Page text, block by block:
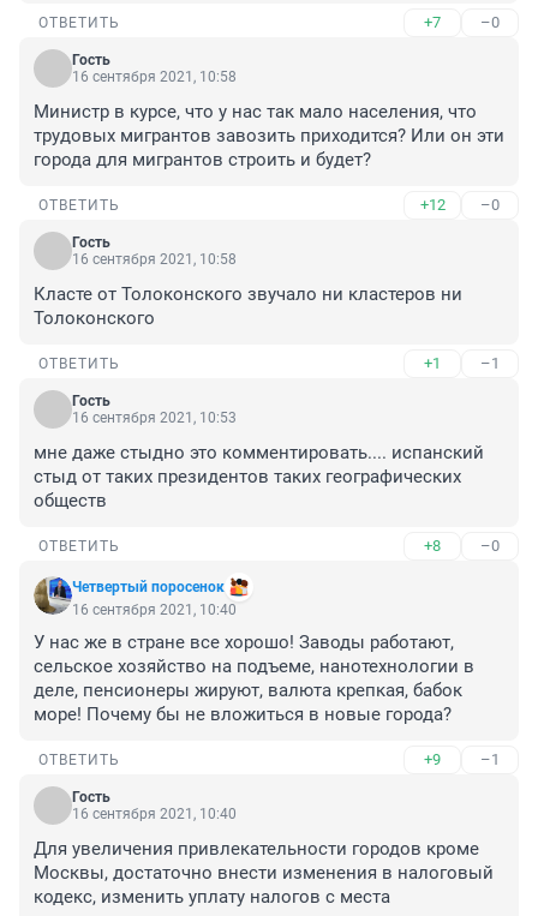
ОТВЕТИТЬ +7 –0
Гость
16 сентября 2021, 10:58
Министр в курсе, что у нас так мало населения, что
трудовых мигрантов завозить приходится? Или он эти
города для мигрантов строить и будет?
ОТВЕТИТЬ +12 –0
Гость
16 сентября 2021, 10:58
Класте от Толоконского звучало ни кластеров ни
Толоконского
ОТВЕТИТЬ +1 –1
Гость
16 сентября 2021, 10:53
мне даже стыдно это комментировать.... испанский
стыд от таких президентов таких географических
обществ
ОТВЕТИТЬ +8 –0
Четвертый поросенок
16 сентября 2021, 10:40
У нас же в стране все хорошо! Заводы работают,
сельское хозяйство на подъеме, нанотехнологии в
деле, пенсионеры жируют, валюта крепкая, бабок
море! Почему бы не вложиться в новые города?
ОТВЕТИТЬ +9 –1
Гость
16 сентября 2021, 10:40
Для увеличения привлекательности городов кроме
Москвы, достаточно внести изменения в налоговый
кодекс, изменить уплату налогов с места